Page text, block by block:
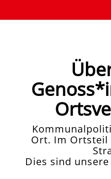
Ort. Im Ortsteil
Dies sind